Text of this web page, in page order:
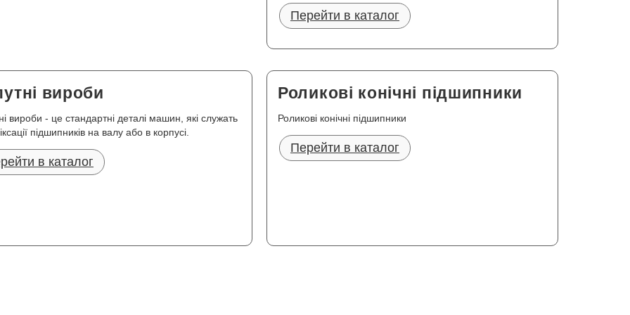
Перейти в каталог
вироби
вироби - це стандартні деталі машин, які служать
підшипників на валу або в корпусі.
в каталог
Роликові конічні підшипники
Роликові конічні підшипники
Перейти в каталог